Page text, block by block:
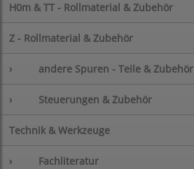
H0m & TT - Rollmaterial & Zubehör
Z - Rollmaterial & Zubehör
› andere Spuren - Teile & Zubehör
› Steuerungen & Zubehör
Technik & Werkzeuge
› Fachliteratur